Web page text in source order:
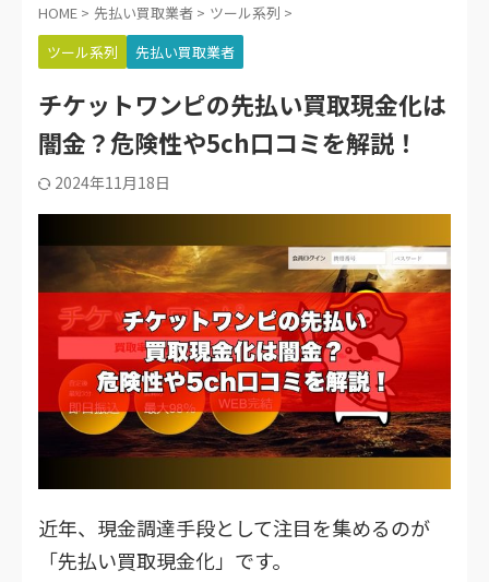
HOME > 先払い買取業者 > ツール系列 >
ツール系列
先払い買取業者
チケットワンピの先払い買取現金化は
闇金？危険性や5ch口コミを解説！
2024年11月18日
近年、現金調達手段として注目を集めるのが
「先払い買取現金化」です。